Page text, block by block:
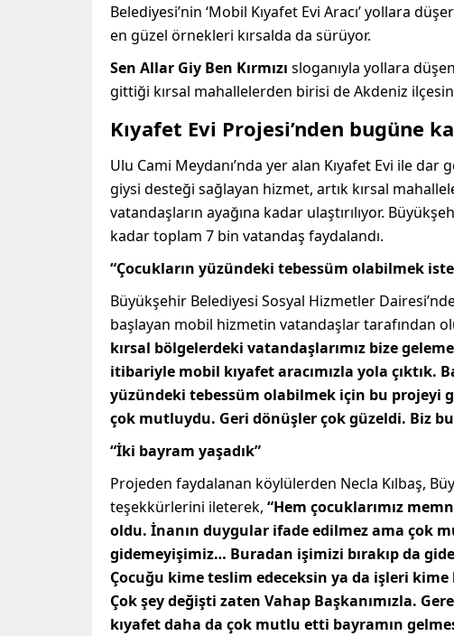
Belediyesi’nin ‘Mobil Kıyafet Evi Aracı’ yollara
en güzel örnekleri kırsalda da sürüyor.
Sen Allar Giy Ben Kırmızı sloganıyla yollara
gittiği kırsal mahallelerden birisi de Akdeniz
Kıyafet Evi Projesi’nden bugüne
Ulu Cami Meydanı’nda yer alan Kıyafet Evi ile
giysi desteği sağlayan hizmet, artık kırsal
vatandaşların ayağına kadar ulaştırılıyor.
kadar toplam 7 bin vatandaş faydalandı.
“Çocukların yüzündeki tebessüm olabilmek
Büyükşehir Belediyesi Sosyal Hizmetler
başlayan mobil hizmetin vatandaşlar tarafından
kırsal bölgelerdeki vatandaşlarımız bize
itibariyle mobil kıyafet aracımızla yola çıktık.
yüzündeki tebessüm olabilmek için bu projeyi
çok mutluydu. Geri dönüşler çok güzeldi. Biz
“İki bayram yaşadık”
Projeden faydalanan köylülerden Necla Kılbaş,
teşekkürlerini ileterek, “Hem çocuklarımız
oldu. İnanın duygular ifade edilmez ama çok
gidemeyişimiz… Buradan işimizi bırakıp da
Çocuğu kime teslim edeceksin ya da işleri kime
Çok şey değişti zaten Vahap Başkanımızla.
kıyafet daha da çok mutlu etti bayramın